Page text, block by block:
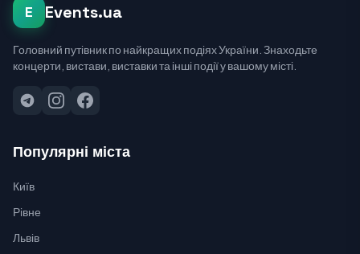
E Events.ua
Головний путівник по найкращих подіях України. Знаходьте
концерти, вистави, виставки та інші події у вашому місті.
Популярні міста
Київ
Рівне
Львів